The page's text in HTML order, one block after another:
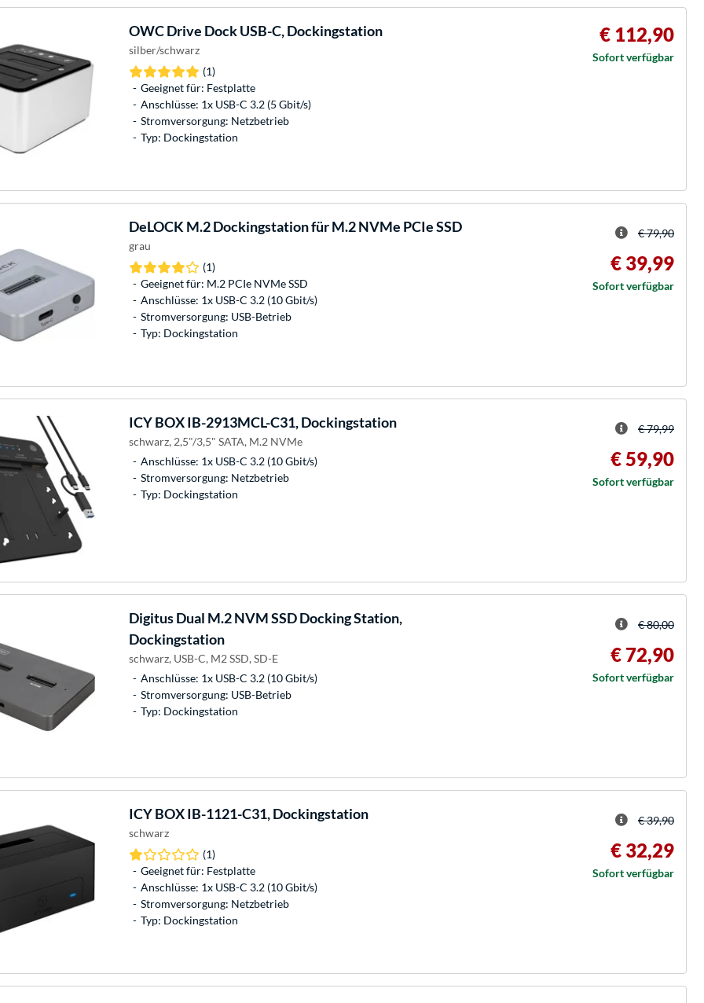
OWCDrive Dock USB-C, Dockingstation
silber/schwarz
(1)
Geeignet für: Festplatte
Anschlüsse: 1x USB-C 3.2 (5 Gbit/s)
Stromversorgung: Netzbetrieb
Typ: Dockingstation
€ 112,90
Sofort verfügbar
DeLOCK M.2 Dockingstation für M.2 NVMe PCIe SSD
grau
(1)
Geeignet für: M.2 PCIe NVMe SSD
Anschlüsse: 1x USB-C 3.2 (10 Gbit/s)
Stromversorgung: USB-Betrieb
Typ: Dockingstation
€ 79,90
€ 39,99
Sofort verfügbar
ICY BOXIB-2913MCL-C31, Dockingstation
schwarz, 2,5"/3,5" SATA, M.2 NVMe
Anschlüsse: 1x USB-C 3.2 (10 Gbit/s)
Stromversorgung: Netzbetrieb
Typ: Dockingstation
€ 79,99
€ 59,90
Sofort verfügbar
DigitusDual M.2 NVM SSD Docking Station,
Dockingstation
schwarz, USB-C, M2 SSD, SD-E
Anschlüsse: 1x USB-C 3.2 (10 Gbit/s)
Stromversorgung: USB-Betrieb
Typ: Dockingstation
€ 80,00
€ 72,90
Sofort verfügbar
ICY BOXIB-1121-C31, Dockingstation
schwarz
(1)
Geeignet für: Festplatte
Anschlüsse: 1x USB-C 3.2 (10 Gbit/s)
Stromversorgung: Netzbetrieb
Typ: Dockingstation
€ 39,90
€ 32,29
Sofort verfügbar